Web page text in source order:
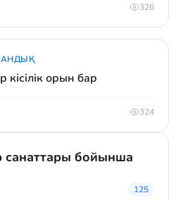
326
кісілік орын бар
324
санаттары бойынша
125